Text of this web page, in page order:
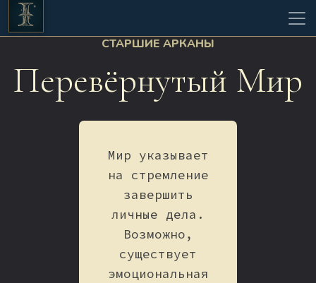
СТАРШИЕ АРКАНЫ
Перевёрнутый Мир
Мир указывает
на стремление
завершить
личные дела.
Возможно,
существует
эмоциональная